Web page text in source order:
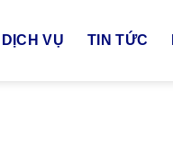
DỊCH VỤ TIN TỨC